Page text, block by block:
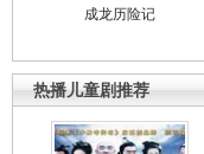
成龙历险记
热播儿童剧推荐